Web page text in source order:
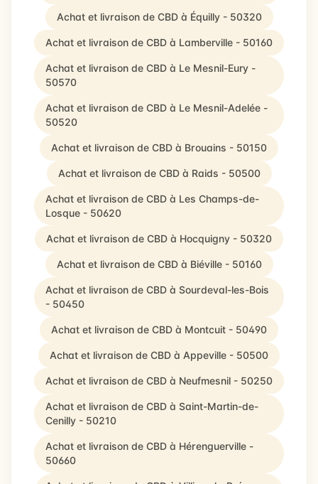
Achat et livraison de CBD à Équilly - 50320
Achat et livraison de CBD à Lamberville - 50160
Achat et livraison de CBD à Le Mesnil-Eury -
50570
Achat et livraison de CBD à Le Mesnil-Adelée -
50520
Achat et livraison de CBD à Brouains - 50150
Achat et livraison de CBD à Raids - 50500
Achat et livraison de CBD à Les Champs-de-
Losque - 50620
Achat et livraison de CBD à Hocquigny - 50320
Achat et livraison de CBD à Biéville - 50160
Achat et livraison de CBD à Sourdeval-les-Bois
- 50450
Achat et livraison de CBD à Montcuit - 50490
Achat et livraison de CBD à Appeville - 50500
Achat et livraison de CBD à Neufmesnil - 50250
Achat et livraison de CBD à Saint-Martin-de-
Cenilly - 50210
Achat et livraison de CBD à Hérenguerville -
50660